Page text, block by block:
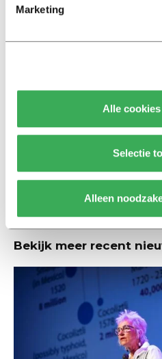
Marketing
Alle
Selectie
Alleen
kregen
Column
Maak
zodat
kunnen
Bekijk meer recent